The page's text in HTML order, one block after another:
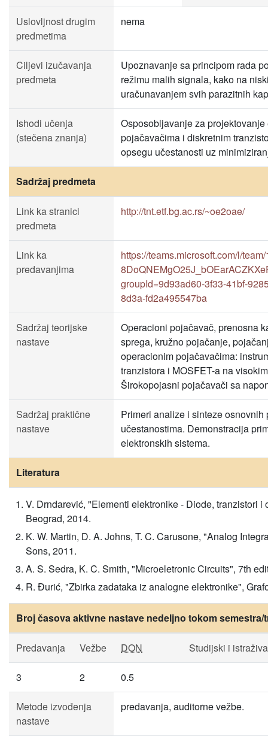
Uslovljnost drugim
predmetima
nema
Ciljevi izučavanja
predmeta
Upoznavanje sa principom rada
režimu malih signala, kako na
uračunavanjem svih parazitnih
Ishodi učenja
(stečena znanja)
Osposobljavanje za
pojačavačima i diskretnim
opsegu učestanosti uz
Sadržaj predmeta
Link ka stranici
predmeta
http://tnt.etf.bg.ac.rs/~oe2oae/
Link ka
predavanjima
https://teams.microsoft.com/l/
groupId=9d93ad60-3f33-41bf-
8d3a-fd2a495547ba
Sadržaj teorijske
nastave
Operacioni pojačavač, prenosna
sprega, kružno pojačanje,
operacionim pojačavačima:
tranzistora i MOSFET-a na
Širokopojasni pojačavači sa
Sadržaj praktične
nastave
Primeri analize i sinteze
učestanostima. Demonstracija
elektronskih sistema.
Literatura
V. Drndarević, "Elementi elektronike - Diode, tranzistori
Beograd, 2014.
K. W. Martin, D. A. Johns, T. C. Carusone, "Analog
Sons, 2011.
A. S. Sedra, K. C. Smith, "Microeletronic Circuits", 7th
R. Đurić, "Zbirka zadataka iz analogne elektronike",
Broj časova aktivne nastave nedeljno tokom
Predavanja Vežbe DON Studijski i
3 2 0.5
Metode izvođenja
nastave
predavanja, auditorne vežbe.